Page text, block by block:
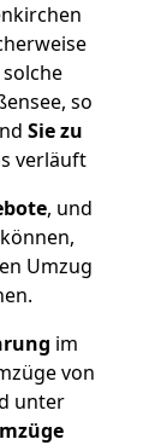
so
Sie zu
verläuft
, und
Umzug
im
von
unter